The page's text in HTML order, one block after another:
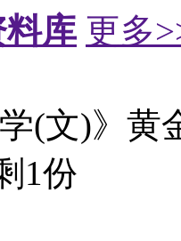
库 更多
(文)》黄
1份